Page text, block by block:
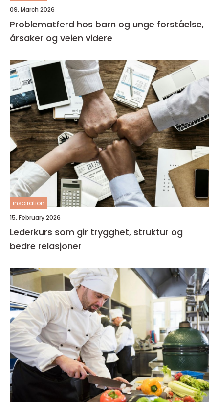
09. March 2026
Problematferd hos barn og unge forståelse,
årsaker og veien videre
inspiration
15. February 2026
Lederkurs som gir trygghet, struktur og
bedre relasjoner